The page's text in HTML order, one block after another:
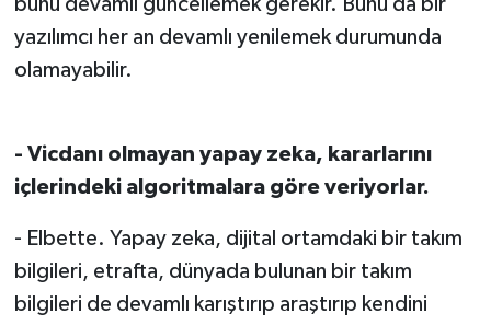
yazılımcı her an devamlı yenilemek durumunda
olamayabilir.
- Vicdanı olmayan yapay zeka, kararlarını
içlerindeki algoritmalara göre veriyorlar.
- Elbette. Yapay zeka, dijital ortamdaki bir takım
bilgileri, etrafta, dünyada bulunan bir takım
bilgileri de devamlı karıştırıp araştırıp kendini